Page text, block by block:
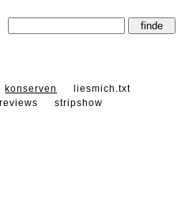
konserven
liesmich.txt
stripshow